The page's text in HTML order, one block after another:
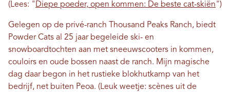
(Lees: "Diepe poeder, open kommen: De beste cat-skiën")
Gelegen op de privé-ranch Thousand Peaks Ranch, biedt
Powder Cats al 25 jaar begeleide ski- en
snowboardtochten aan met sneeuwscooters in kommen,
couloirs en oude bossen naast de ranch. Mijn magische
dag daar begon in het rustieke blokhutkamp van het
bedrijf, net buiten Peoa. (Leuk weetje: scènes uit de